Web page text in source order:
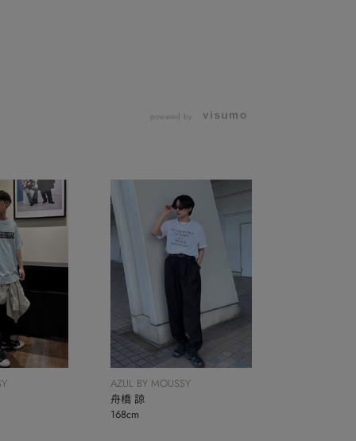
powered by
AZUL BY MOUSSY
舟橋 諒
168cm